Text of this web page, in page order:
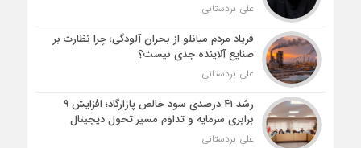
علی بردستانی
فریاد مردم میانلو از بحران آلودگی؛ چرا نظارت بر
صنایع آلاینده جدی نیست؟
علی بردستانی
رشد ۴۱ درصدی سود خالص پازارگاد؛ افزایش ۹
برابری سرمایه و تداوم مسیر تحول دیجیتال
علی بردستانی